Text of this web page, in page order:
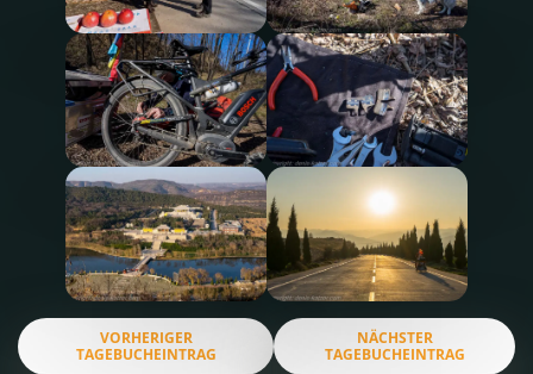
VORHERIGER
TAGEBUCHEINTRAG
NÄCHSTER
TAGEBUCHEINTRAG